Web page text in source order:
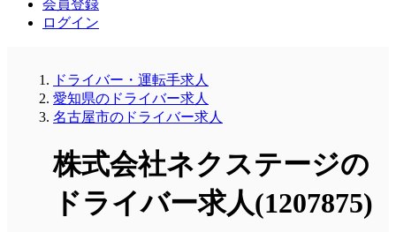
会員登録
ログイン
ドライバー・運転手求人
愛知県のドライバー求人
名古屋市のドライバー求人
株式会社ネクステージの
ドライバー求人(1207875)